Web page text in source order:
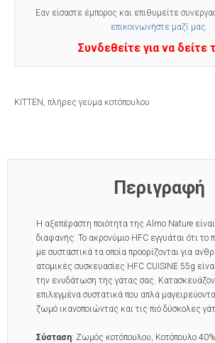
Εαν είσαστε έμπορος και επιθυμείτε
επικοινωνήστε μαζί μας.
Συνδεθείτε για να δείτε
KITTEN, πλήρες γεύμα κοτόπουλου
Περιγραφή
Η αξεπέραστη ποιότητα της Almo Nature
διαφανής: Το ακρονύμιο HFC εγγυάται ότι το
με συσταστικά τα οποία προορίζονται για
ατομικές συσκευασίες HFC CUISINE 55g
την ενυδάτωση της γάτας σας.
επιλεγμένα συστατικά που απλά
ζωμό ικανοποιώντας και τις πιό δύσκολες
Σύσταση: Ζωμός κοτόπουλου, Κοτόπουλο